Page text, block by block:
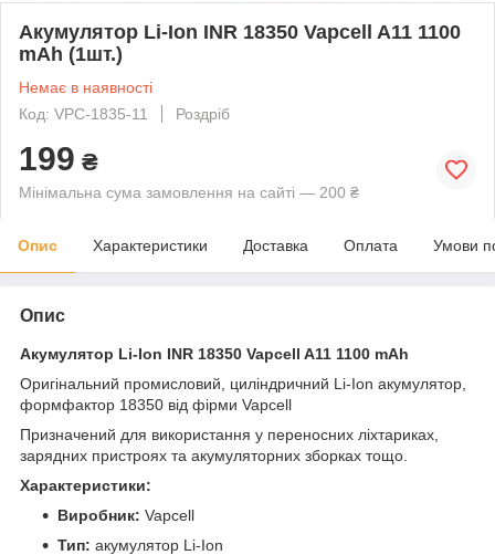
Акумулятор Li-Ion INR 18350 Vapcell A11 1100
mAh (1шт.)
Немає в наявності
Код: VPC-1835-11
Роздріб
199 ₴
Мінімальна сума замовлення на сайті — 200 ₴
Опис Характеристики Доставка Оплата Умови
Опис
Акумулятор Li-Ion INR 18350 Vapcell A11 1100 mAh
Оригінальний промисловий, циліндричний Li-Ion акумулятор,
формфактор 18350 від фірми Vapcell
Призначений для використання у переносних ліхтариках,
зарядних пристроях та акумуляторних зборках тощо.
Характеристики:
Виробник: Vapcell
Тип: акумулятор Li-Ion